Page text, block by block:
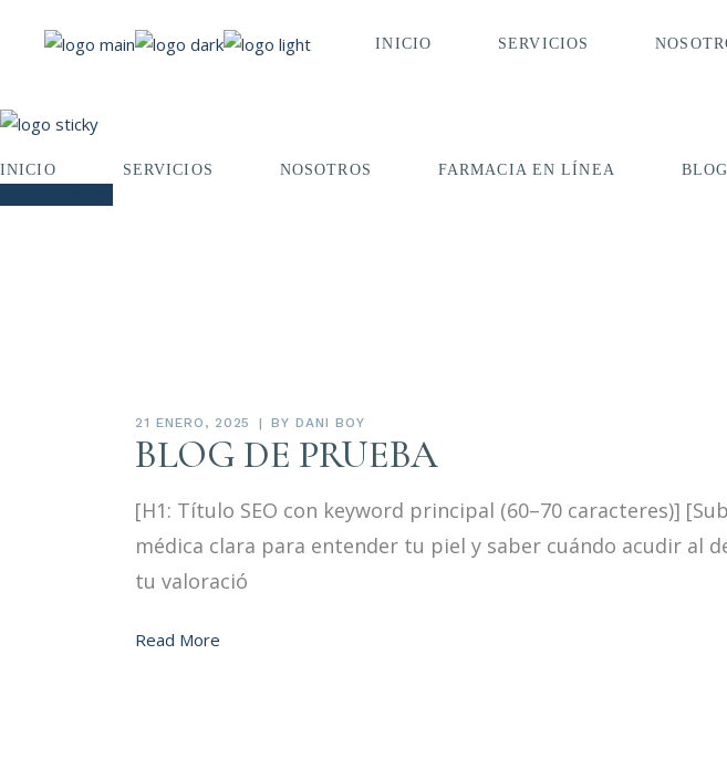
INICIO SERVICIOS
INICIO SERVICIOS NOSOTROS FARMACIA EN LÍNEA BLOG
tratamientos faciales Tag
21 ENERO, 2025 BY DANI BOY
BLOG DE PRUEBA
[H1: Título SEO con keyword principal (60–70 caracteres)]
médica clara para entender tu piel y saber cuándo acudir al
tu valoració
Read More